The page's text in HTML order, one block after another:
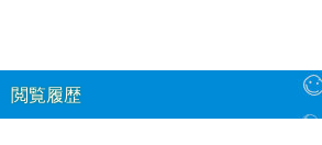
閲覧履歴